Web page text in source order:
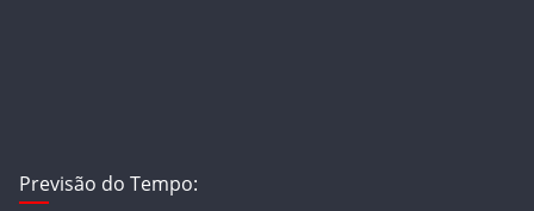
Previsão do Tempo: